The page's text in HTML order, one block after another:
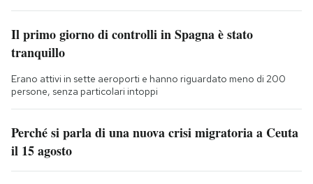
Il primo giorno di controlli in Spagna è stato
tranquillo
Erano attivi in sette aeroporti e hanno riguardato meno di 200
persone, senza particolari intoppi
Perché si parla di una nuova crisi migratoria a Ceuta
il 15 agosto